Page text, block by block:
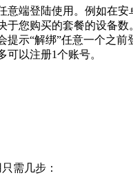
端登陆使用。例如在
您购买的套餐的设备数
示“解绑”任意一个之前
以注册1个账号。
需几步：